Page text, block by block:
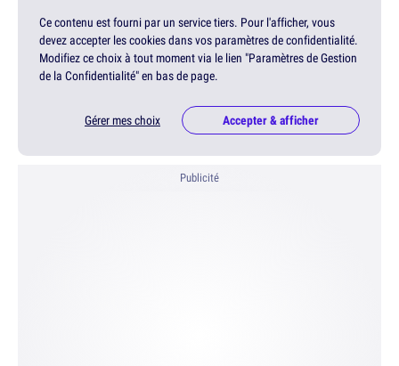
Ce contenu est fourni par un service tiers. Pour l'afficher, vous
devez accepter les cookies dans vos paramètres de confidentialité.
Modifiez ce choix à tout moment via le lien "Paramètres de Gestion
de la Confidentialité" en bas de page.
Gérer mes choix Accepter & afficher
Publicité